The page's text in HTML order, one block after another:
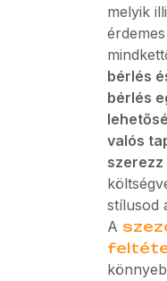
melyik
bérlés
bérlés
valós
szerezz
stílusod
A